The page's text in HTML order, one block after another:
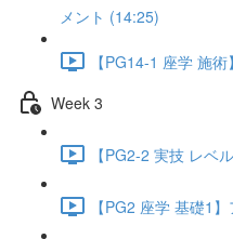
メント (14:25)
【PG14-1 座学 施
Week 3
【PG2-2 実技 レベ
【PG2 座学 基礎1